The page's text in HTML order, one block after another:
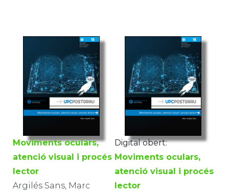
Moviments oculars,
atenció visual i procés
lector
Argilés Sans, Marc
Digital obert:
Moviments oculars,
atenció visual i procés
lector